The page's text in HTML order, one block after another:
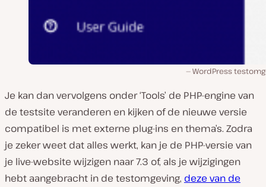
WordPress
Je kan dan vervolgens onder ‘Tools’ de PHP-engine van
de testsite veranderen en kijken of de nieuwe versie
compatibel is met externe plug-ins en thema’s. Zodra
je zeker weet dat alles werkt, kan je de PHP-versie van
je live-website wijzigen naar 7.3 of, als je wijzigingen
hebt aangebracht in de testomgeving, deze van de